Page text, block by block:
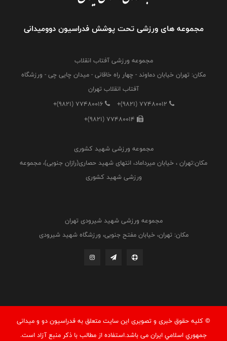
مجموعه های ورزشی تحت پوشش فدراسیون دوومیدانی
مجموعه ورزشی آفتاب انقلاب
مکان: تهران خیابان دماوند - چهار راه خاقانی - میدان چایی چی - ورزشگاه
آفتاب انقلاب تهران
+(9821) 77480012
+(9821) 77480016
+(9821) 77480014
مجموعه ورزشی شهید کشوری
مکان:تهران ، خیابان میرداماد، انتهای شهید حصاری(رازان جنوبی)، مجموعه
ورزشی شهید کشوری
مجموعه ورزشی شهید شیرودی تهران
مکان: تهران، خیابان مفتح جنوبی، ورزشگاه شهید شیرودی
© کليه حقوق خبری و تصويری اين سايت متعلق به فدراسيون دو و میدانی
جمهوري اسلامي ايران می باشد.استفاده از مطالب با ذكر منبع آزاد است.